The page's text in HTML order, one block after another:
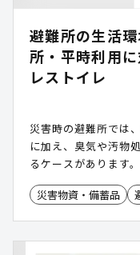
避難所の生活
所・平時利用
レストイレ
災害時の避難所では
に加え、臭気や汚物
るケースがあります
できる「クレサナ」
援するウォーターレ
運用イメージ、防臭
災害物資・備蓄品